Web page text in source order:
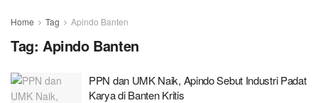
Home Tag Apindo Banten
Tag: Apindo Banten
PPN dan UMK Naik, Apindo Sebut Industri Padat
Karya di Banten Kritis